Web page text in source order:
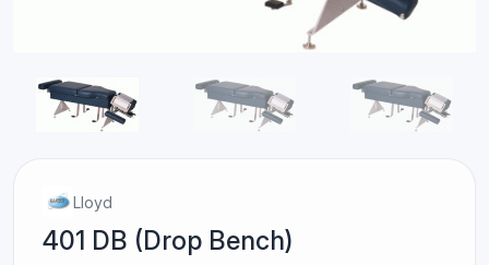
Lloyd
401 DB (Drop Bench)